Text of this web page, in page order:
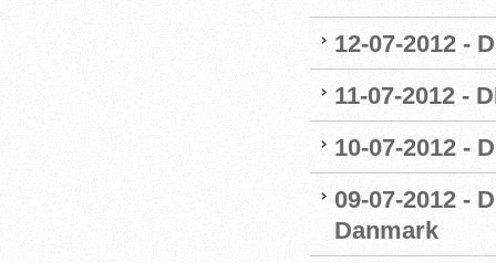
12-07-2012 -
11-07-2012 -
10-07-2012 -
09-07-2012 -
Danmark